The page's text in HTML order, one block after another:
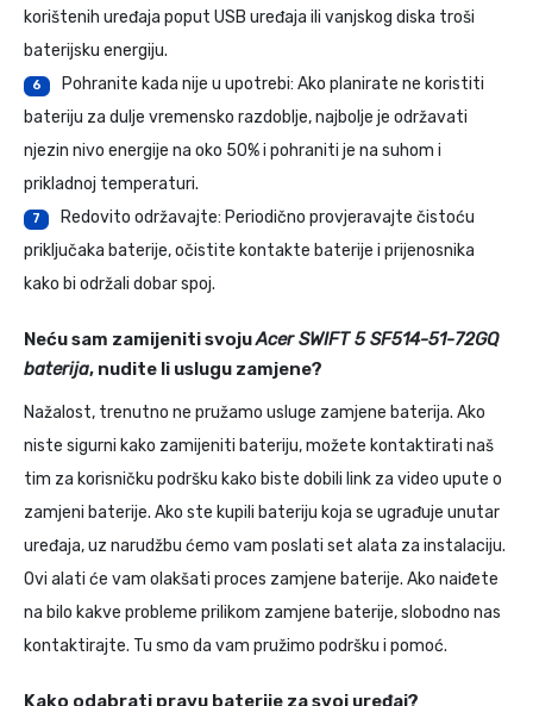
korištenih uređaja poput USB uređaja ili vanjskog diska troši
baterijsku energiju.
6
Pohranite kada nije u upotrebi: Ako planirate ne koristiti
bateriju za dulje vremensko razdoblje, najbolje je održavati
njezin nivo energije na oko 50% i pohraniti je na suhom i
prikladnoj temperaturi.
7
Redovito održavajte: Periodično provjeravajte čistoću
priključaka baterije, očistite kontakte baterije i prijenosnika
kako bi održali dobar spoj.
Neću sam zamijeniti svojuAcer SWIFT 5 SF514-51-72GQ
baterija, nudite li uslugu zamjene?
Nažalost, trenutno ne pružamo usluge zamjene baterija. Ako
niste sigurni kako zamijeniti bateriju, možete kontaktirati naš
tim za korisničku podršku kako biste dobili link za video upute o
zamjeni baterije. Ako ste kupili bateriju koja se ugrađuje unutar
uređaja, uz narudžbu ćemo vam poslati set alata za instalaciju.
Ovi alati će vam olakšati proces zamjene baterije. Ako naiđete
na bilo kakve probleme prilikom zamjene baterije, slobodno nas
kontaktirajte. Tu smo da vam pružimo podršku i pomoć.